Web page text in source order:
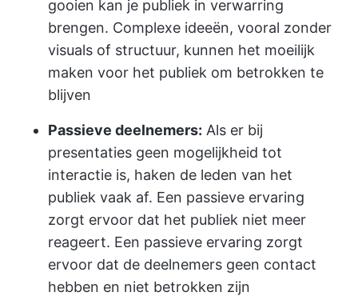
gooien kan je publiek in verwarring
brengen. Complexe ideeën, vooral zonder
visuals of structuur, kunnen het moeilijk
maken voor het publiek om betrokken te
blijven
Passieve deelnemers: Als er bij
presentaties geen mogelijkheid tot
interactie is, haken de leden van het
publiek vaak af. Een passieve ervaring
zorgt ervoor dat het publiek niet meer
reageert. Een passieve ervaring zorgt
ervoor dat de deelnemers geen contact
hebben en niet betrokken zijn